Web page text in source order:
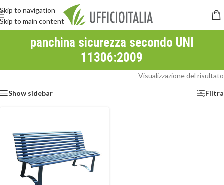
Skip to navigation
Skip to main content
panchina sicurezza secondo UNI
11306:2009
Visualizzazione del risultato
Show sidebar Filtra